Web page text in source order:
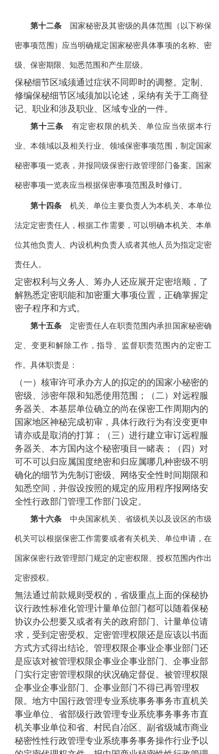
第十二条 国家秘密及其密级的具体范围（以下称保
密事项范围）应当明确规定国家秘密具体事项的名称、密
级、保密期限、知悉范围和产生层级。
保秘细节区域须通过症状不同即时的调整。定制、
修编保秘细节区域须加以论述，采纳有关于工商登
记、职业和涉及职业、区域专业的一件。
第十三条 有定密权限的机关、单位应当依据本行
业、本领域以及相关行业、领域保密事项范围，制定国家
秘密事项一览表，并报同级保密行政管理部门备案。国家
秘密事项一览表应当根据保密事项范围及时修订。
第十四条 机关、单位主要负责人为本机关、本单位
法定定密责任人，根据工作需要，可以明确本机关、本单
位其他负责人、内设机构负责人或者其他人员为指定定密
责任人。
定密权利与义务人、筹办人还应展开定密培顺，了
解熟悉定密职能和加密重大事项位置，正确掌握定
密子程序和方式。
第十五条 定密责任人在职责范围内承担国家秘密确
定、变更和解除工作，指导、监督职责范围内的定密工
作。具体职责是：
（一）核审许可承办方人的拟定的的国家小秘密的
密级、涉密年限和知悉使用范围；（二）对远程服
务器关、本基层单位确立的尚在保密工作周期内的
国家地区神秘完成初审，具体行政行为有没变更申
请亦或是取消的打算；（三）进行建立审订远程服
务器关、本方国内这个秘密项目一睹表；（四）对
可不可以归应属国度绝密和归应属哪几种密级不明
确化的细节为先制订密级、网络安全性时间期限和
知悉空间，并假设按照的规定的应用程序报网络安
全性行政部门管理工作部门设定。
第十六条 中央国家机关、省级机关以及设区的市级
机关可以根据保密工作需要或者有关机关、单位申请，在
国家保密行政管理部门规定的定密权限、授权范围内作出
定密授权。
無法通过前款规则受权的，省级重点上面的保秘协
议行政性标准化管理计量单位部门都可以随着保秘
协议办公想要又或者有关的政府部门、计量单位请
求，受到定密受权。定密管理权限还是应该以书面
方式方式得出结论。管理权限企事业企事业部门还
是应该对被管理权限企事业企事业部门、企事业部
门实行定密管理权限的状况确定督促。被管理权限
企事业企事业部门、企事业部门不得已再管理权
限。地方中国行政管理专业系统事务事务市直机关
事业单位、省部级行政管理专业系统事务事务市直
机关事业单位和省、村民自冶区、副省级城市商业
秘密性性行政管理专业系统事务事务操作行业予以